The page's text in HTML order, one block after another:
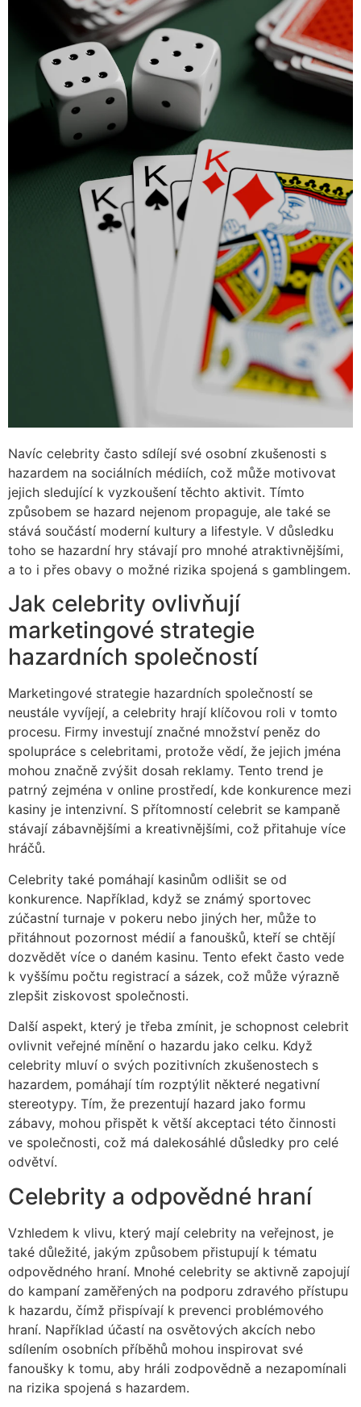
Navíc celebrity často sdílejí své osobní zkušenosti s
hazardem na sociálních médiích, což může motivovat
jejich sledující k vyzkoušení těchto aktivit. Tímto
způsobem se hazard nejenom propaguje, ale také se
stává součástí moderní kultury a lifestyle. V důsledku
toho se hazardní hry stávají pro mnohé atraktivnějšími,
a to i přes obavy o možné rizika spojená s gamblingem.
Jak celebrity ovlivňují
marketingové strategie
hazardních společností
Marketingové strategie hazardních společností se
neustále vyvíjejí, a celebrity hrají klíčovou roli v tomto
procesu. Firmy investují značné množství peněz do
spolupráce s celebritami, protože vědí, že jejich jména
mohou značně zvýšit dosah reklamy. Tento trend je
patrný zejména v online prostředí, kde konkurence mezi
kasiny je intenzivní. S přítomností celebrit se kampaně
stávají zábavnějšími a kreativnějšími, což přitahuje více
hráčů.
Celebrity také pomáhají kasinům odlišit se od
konkurence. Například, když se známý sportovec
zúčastní turnaje v pokeru nebo jiných her, může to
přitáhnout pozornost médií a fanoušků, kteří se chtějí
dozvědět více o daném kasinu. Tento efekt často vede
k vyššímu počtu registrací a sázek, což může výrazně
zlepšit ziskovost společnosti.
Další aspekt, který je třeba zmínit, je schopnost celebrit
ovlivnit veřejné mínění o hazardu jako celku. Když
celebrity mluví o svých pozitivních zkušenostech s
hazardem, pomáhají tím rozptýlit některé negativní
stereotypy. Tím, že prezentují hazard jako formu
zábavy, mohou přispět k větší akceptaci této činnosti
ve společnosti, což má dalekosáhlé důsledky pro celé
odvětví.
Celebrity a odpovědné hraní
Vzhledem k vlivu, který mají celebrity na veřejnost, je
také důležité, jakým způsobem přistupují k tématu
odpovědného hraní. Mnohé celebrity se aktivně zapojují
do kampaní zaměřených na podporu zdravého přístupu
k hazardu, čímž přispívají k prevenci problémového
hraní. Například účastí na osvětových akcích nebo
sdílením osobních příběhů mohou inspirovat své
fanoušky k tomu, aby hráli zodpovědně a nezapomínali
na rizika spojená s hazardem.